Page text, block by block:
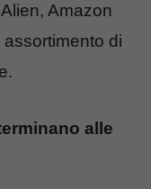
Amazon
di
alle